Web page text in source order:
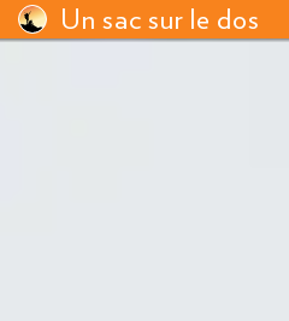
Un sac sur le dos